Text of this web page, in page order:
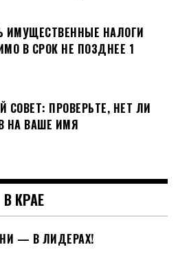
ИМУЩЕСТВЕННЫЕ НАЛОГИ
В СРОК НЕ ПОЗДНЕЕ 1
СОВЕТ: ПРОВЕРЬТЕ, НЕТ ЛИ
НА ВАШЕ ИМЯ
В КРАЕ
— В ЛИДЕРАХ!